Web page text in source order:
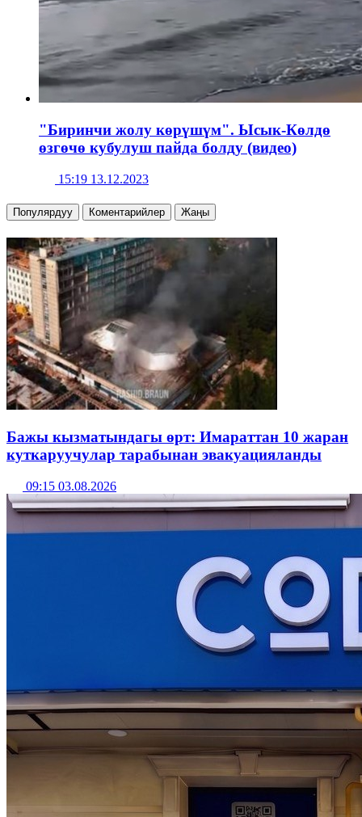
"Биринчи жолу көрүшүм". Ысык-Көлдө
өзгөчө кубулуш пайда болду (видео)
15:19 13.12.2023
Популярдуу Коментарийлер Жаңы
Бажы кызматындагы өрт: Имараттан 10 жаран
куткаруучулар тарабынан эвакуацияланды
09:15 03.08.2026